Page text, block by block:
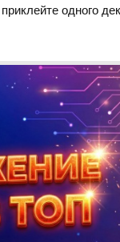
одного